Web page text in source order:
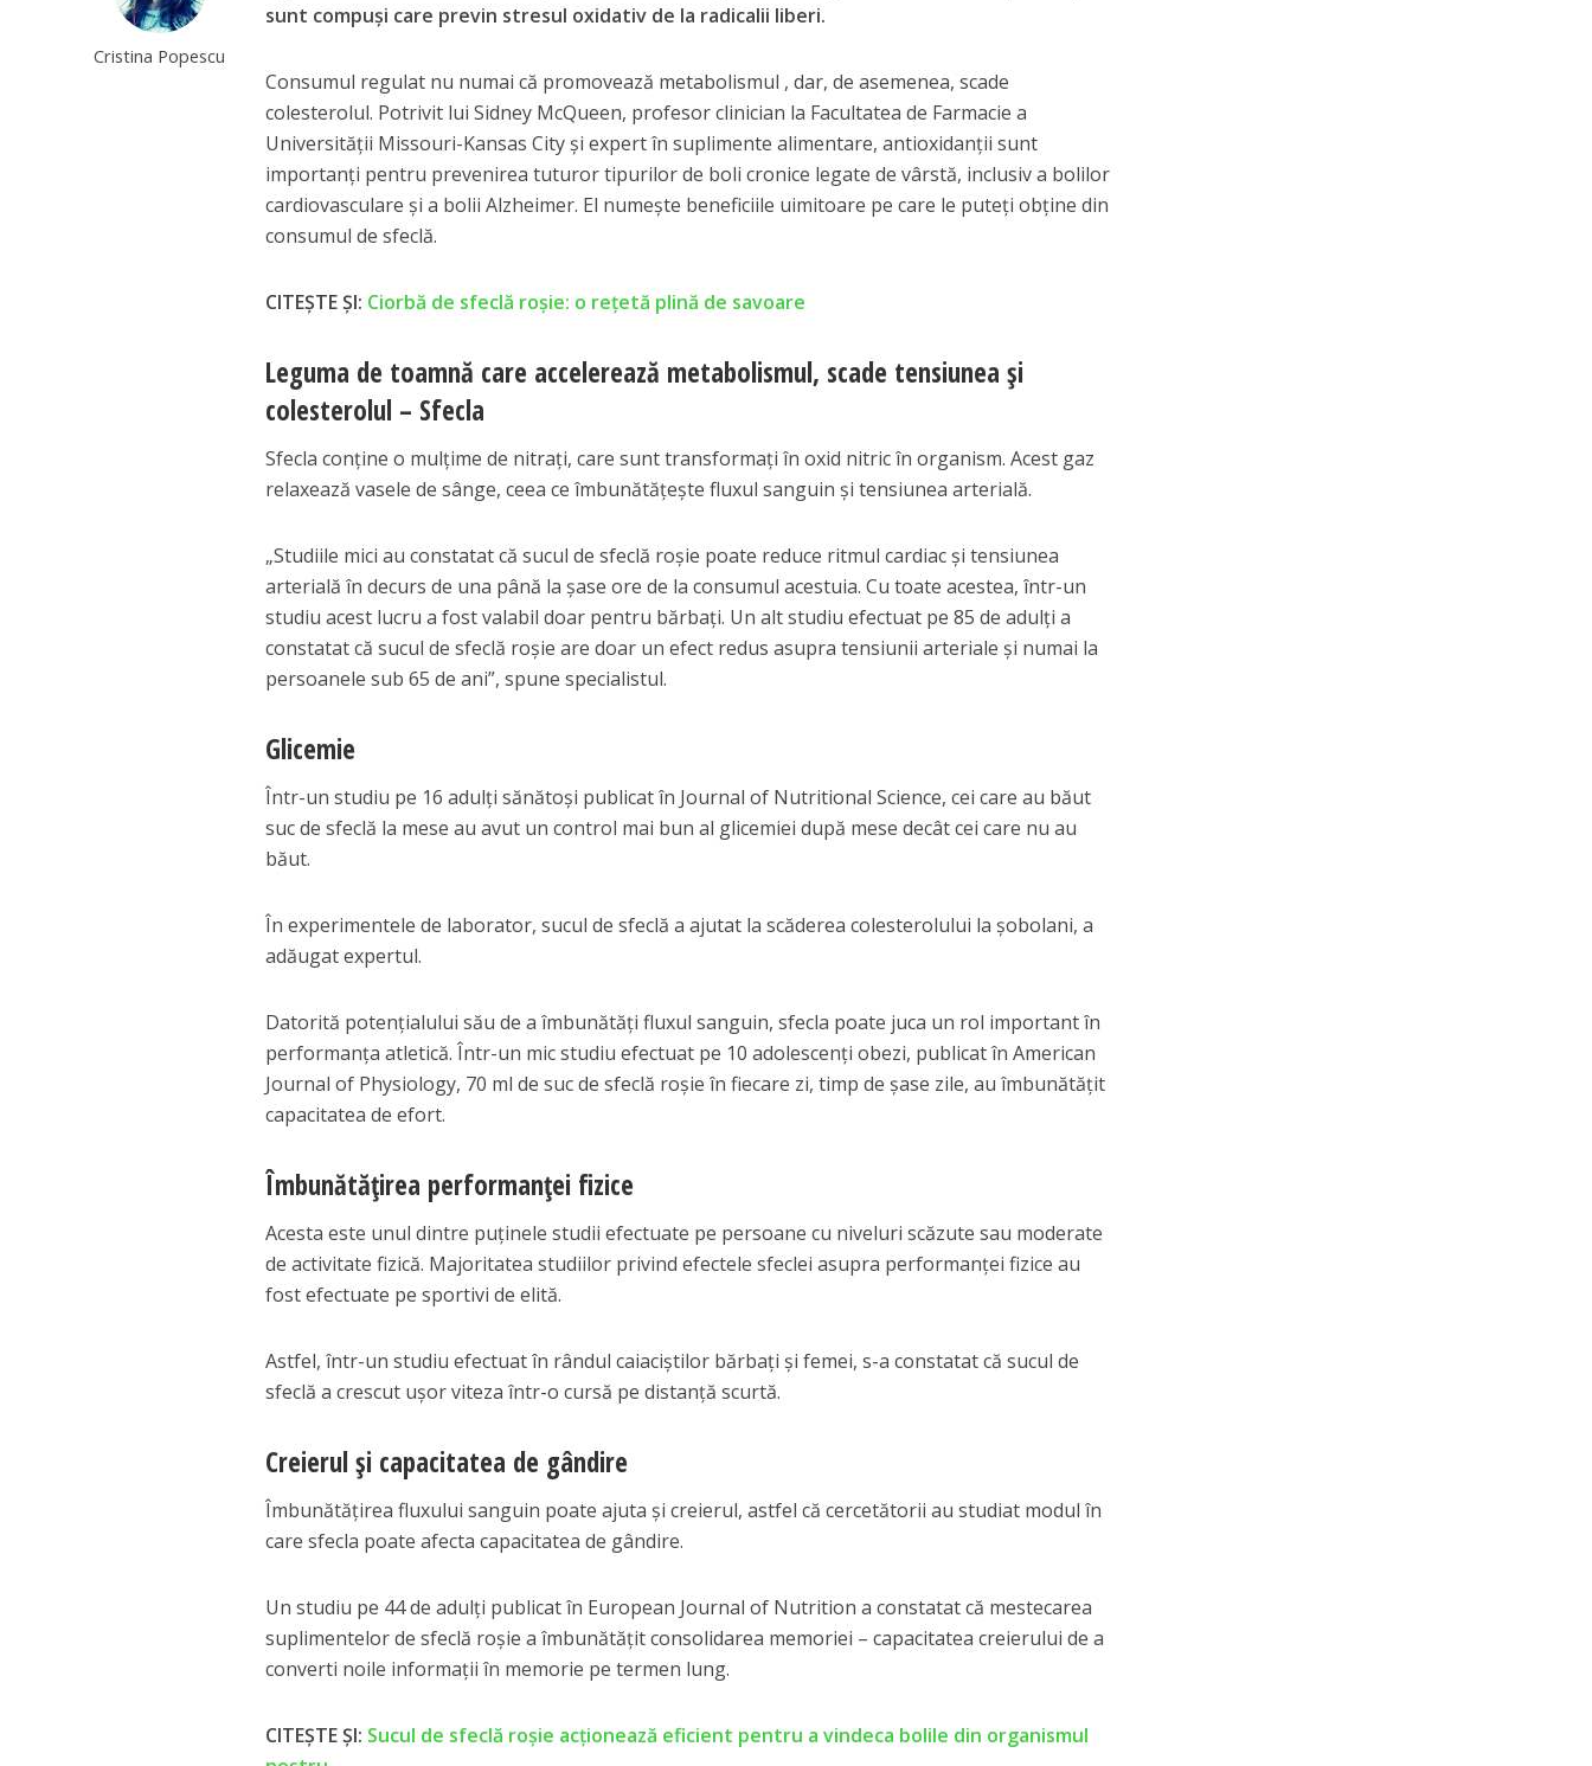
Cristina Popescu
sunt compuși care previn stresul oxidativ de la radicalii liberi.
Consumul regulat nu numai că promovează metabolismul , dar, de asemenea, scade
colesterolul. Potrivit lui Sidney McQueen, profesor clinician la Facultatea de Farmacie a
Universității Missouri-Kansas City și expert în suplimente alimentare, antioxidanții sunt
importanți pentru prevenirea tuturor tipurilor de boli cronice legate de vârstă, inclusiv a bolilor
cardiovasculare și a bolii Alzheimer. El numește beneficiile uimitoare pe care le puteți obține din
consumul de sfeclă.
CITEȘTE ȘI: Ciorbă de sfeclă roșie: o rețetă plină de savoare
Leguma de toamnă care accelerează metabolismul, scade tensiunea și
colesterolul – Sfecla
Sfecla conține o mulțime de nitrați, care sunt transformați în oxid nitric în organism. Acest gaz
relaxează vasele de sânge, ceea ce îmbunătățește fluxul sanguin și tensiunea arterială.
„Studiile mici au constatat că sucul de sfeclă roșie poate reduce ritmul cardiac și tensiunea
arterială în decurs de una până la șase ore de la consumul acestuia. Cu toate acestea, într-un
studiu acest lucru a fost valabil doar pentru bărbați. Un alt studiu efectuat pe 85 de adulți a
constatat că sucul de sfeclă roșie are doar un efect redus asupra tensiunii arteriale și numai la
persoanele sub 65 de ani”, spune specialistul.
Glicemie
Într-un studiu pe 16 adulți sănătoși publicat în Journal of Nutritional Science, cei care au băut
suc de sfeclă la mese au avut un control mai bun al glicemiei după mese decât cei care nu au
băut.
În experimentele de laborator, sucul de sfeclă a ajutat la scăderea colesterolului la șobolani, a
adăugat expertul.
Datorită potențialului său de a îmbunătăți fluxul sanguin, sfecla poate juca un rol important în
performanța atletică. Într-un mic studiu efectuat pe 10 adolescenți obezi, publicat în American
Journal of Physiology, 70 ml de suc de sfeclă roșie în fiecare zi, timp de șase zile, au îmbunătățit
capacitatea de efort.
Îmbunătățirea performanței fizice
Acesta este unul dintre puținele studii efectuate pe persoane cu niveluri scăzute sau moderate
de activitate fizică. Majoritatea studiilor privind efectele sfeclei asupra performanței fizice au
fost efectuate pe sportivi de elită.
Astfel, într-un studiu efectuat în rândul caiaciștilor bărbați și femei, s-a constatat că sucul de
sfeclă a crescut ușor viteza într-o cursă pe distanță scurtă.
Creierul și capacitatea de gândire
Îmbunătățirea fluxului sanguin poate ajuta și creierul, astfel că cercetătorii au studiat modul în
care sfecla poate afecta capacitatea de gândire.
Un studiu pe 44 de adulți publicat în European Journal of Nutrition a constatat că mestecarea
suplimentelor de sfeclă roșie a îmbunătățit consolidarea memoriei – capacitatea creierului de a
converti noile informații în memorie pe termen lung.
CITEȘTE ȘI: Sucul de sfeclă roșie acționează eficient pentru a vindeca bolile din organismul